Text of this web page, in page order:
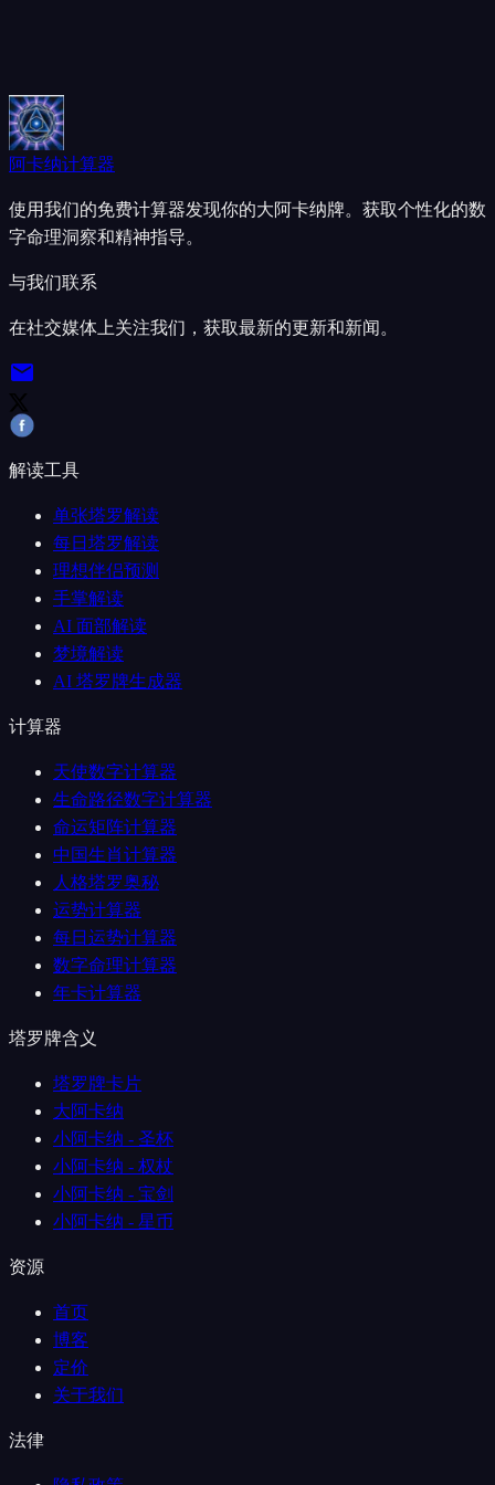
阿卡纳计算器
使用我们的免费计算器发现你的大阿卡纳牌。获取个性化的数
字命理洞察和精神指导。
与我们联系
在社交媒体上关注我们，获取最新的更新和新闻。
解读工具
单张塔罗解读
每日塔罗解读
理想伴侣预测
手掌解读
AI 面部解读
梦境解读
AI 塔罗牌生成器
计算器
天使数字计算器
生命路径数字计算器
命运矩阵计算器
中国生肖计算器
人格塔罗奥秘
运势计算器
每日运势计算器
数字命理计算器
年卡计算器
塔罗牌含义
塔罗牌卡片
大阿卡纳
小阿卡纳 - 圣杯
小阿卡纳 - 权杖
小阿卡纳 - 宝剑
小阿卡纳 - 星币
资源
首页
博客
定价
关于我们
法律